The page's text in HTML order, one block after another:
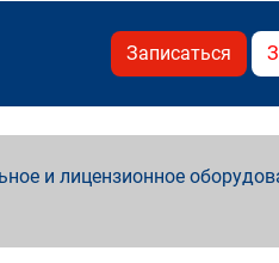
Записаться
и лицензионное